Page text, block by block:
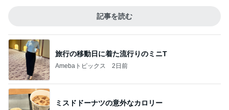
記事を読む
旅行の移動日に着た流行りのミニT
Amebaトピックス 2日前
ミスドドーナツの意外なカロリー